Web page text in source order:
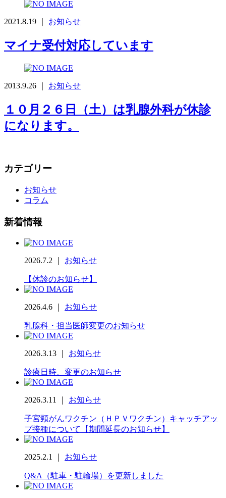
2021.8.19 ｜ お知らせ
マイナ受付対応しています
2013.9.26 ｜ お知らせ
１０月２６日（土）は乳腺外科が休診
になります。
カテゴリー
お知らせ
コラム
新着情報
2026.7.2 ｜ お知らせ
【休診のお知らせ】
2026.4.6 ｜ お知らせ
乳腺科・担当医師変更のお知らせ
2026.3.13 ｜ お知らせ
診療日時、変更のお知らせ
2026.3.11 ｜ お知らせ
子宮頸がんワクチン（ＨＰＶワクチン）キャッチアッ
プ接種について【期間延長のお知らせ】
2025.2.1 ｜ お知らせ
Q&A（駐車・駐輪場）を更新しました